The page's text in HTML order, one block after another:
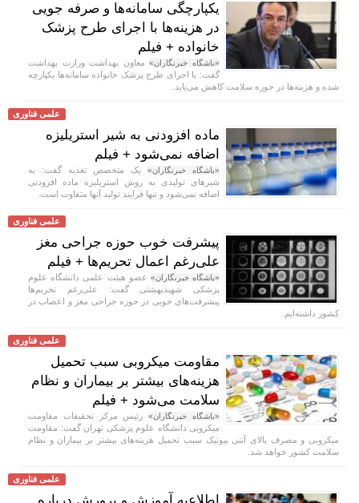
یکپارچگی سامانه‌ها و صرفه جویی
در هزینه‌ها با اجرای طرح پزشک
خانواده + فیلم
«باشگاه خبرنگاران»معاون بهداشت وزارت بهداشت
گفت: با اجرای طرح پزشک خانواده سامانه‌ها یکپارچه
شده و هزینه‌ها در حوزه سلامت کاهش می‌یابد.
علمی فناوری
ماده افزودنی به شیر استریلیزه
اضافه نمی‌شود + فیلم
«باشگاه خبرنگاران» یک متخصص تغذیه گفت: به
شیر‌های تولیدی به روش استریلیزه ماده افزودنی
اضافه نمی‌شود و تنها فرایند تولید آنها متفاوت است.
علمی فناوری
پیشرفت خوب حوزه جراحی مغز
علی‌رغم اعمال تحریم‌ها + فیلم
«باشگاه خبرنگاران» عضو هیئت علمی دانشگاه علوم
پزشکی شهیدبهشتی گفت: علی‌رغم تحریم‌ها
پیشرفت‌های خوبی در حوزه جراحی مغز و اعصاب در
کشور داشته‌ایم.
علمی فناوری
مقاومت میکروبی سبب تحمیل
هزینه‌های بیشتر بر بیماران و نظام
سلامت می‌شود + فیلم
«باشگاه خبرنگاران»رئیس مرکز تحقیقات مقاومت
میکروبی دانشگاه علوم پزشکی تهران گفت: مقاومت
میکروبی و مصرف بالای آنتی بیوتیک سبب تحمیل هزینه‌های بیشتر بر بیماران و نظام
سلامت کشور خواهد شد.
علمی فناوری
اطلاعیه آموزش و پرورش درباره